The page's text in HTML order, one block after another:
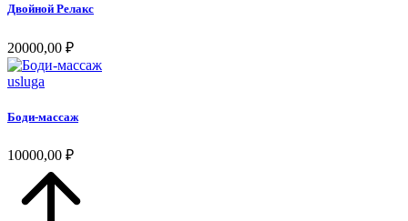
Двойной Релакс
20000,00 ₽
usluga
Боди-массаж
10000,00 ₽